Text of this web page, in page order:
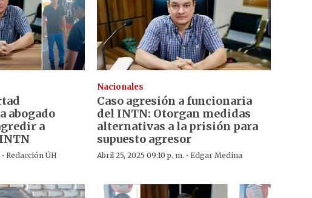
abogado
a
· Redacción ÚH
Nacionales
Caso agresión a funcionaria
del INTN: Otorgan medidas
alternativas a la prisión para
supuesto agresor
Abril 25, 2025 09:10 p. m. · Edgar Medina